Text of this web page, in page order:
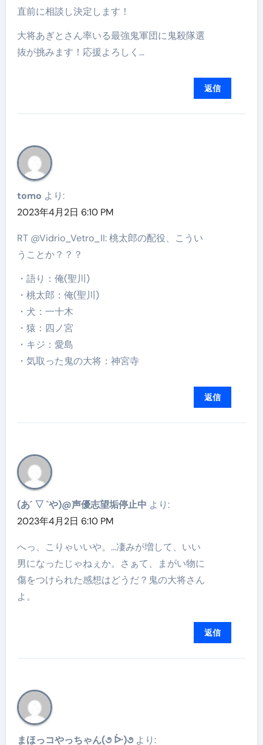
直前に相談し決定します！
大将あぎとさん率いる最強鬼軍団に鬼殺隊選
抜が挑みます！応援よろしく…
返信
tomo より:
2023年4月2日 6:10 PM
RT @Vidrio_Vetro_II: 桃太郎の配役、こうい
うことか？？？
・語り：俺(聖川)
・桃太郎：俺(聖川)
・犬：一十木
・猿：四ノ宮
・キジ：愛島
・気取った鬼の大将：神宮寺
返信
(あ´ ▽ `や)@声優志望垢停止中 より:
2023年4月2日 6:10 PM
へっ、こりゃいいや。…凄みが増して、いい
男になったじゃねぇか。さぁて、まがい物に
傷をつけられた感想はどうだ？鬼の大将さん
よ。
返信
まほっコやっちゃん(૭ ᐕ)૭ より: